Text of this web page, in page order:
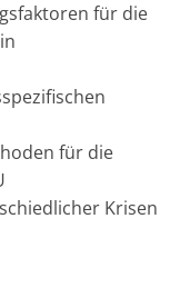
für die
für die
Krisen